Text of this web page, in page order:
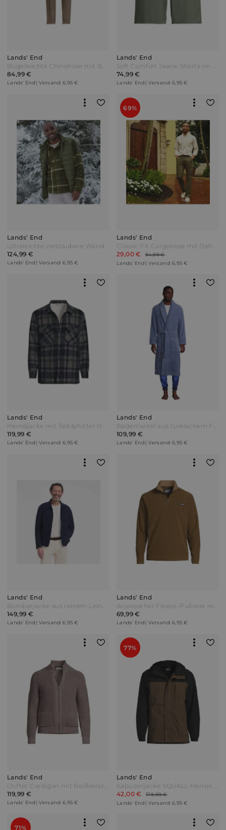
Lands' End
Bügelleichte Chinohose mit Bundfalten Komfortbund Classic Fit Herren Beige by Lands' End
84,99 €
Lands' End | Versand: 6,95 €
Lands' End
Soft Comfort Jeans-Shorts im Leinenmix Herren Grün by Lands' End
74,99 €
Lands' End | Versand: 6,95 €
Lands' End
Ultraleichte verstaubare Wanderweight-Daunenweste Herren Grün by Lands' End
124,99 €
Lands' End | Versand: 6,95 €
69%
Lands' End
Classic Fit Cargohose mit Dehnbund Herren Grün by Lands' End
29,00 €
94,99 €
Lands' End | Versand: 6,95 €
Lands' End
Hemdjacke mit Teddyfutter Herren Blau by Lands' End
119,99 €
Lands' End | Versand: 6,95 €
Lands' End
Bademantel aus türkischem Frottee Herren Blau Baumwolle by Lands' End
109,99 €
Lands' End | Versand: 6,95 €
Lands' End
Bomberjacke aus reinem Leinen Herren Blau by Lands' End
149,99 €
Lands' End | Versand: 6,95 €
Lands' End
Anyweather Fleece-Pullover mit Reißverschluss Herren Braun by Lands' End
69,99 €
Lands' End | Versand: 6,95 €
Lands' End
Drifter Cardigan mit Reißverschluss Herren Braun by Lands' End
119,99 €
Lands' End | Versand: 6,95 €
77%
Lands' End
Kapuzenjacke SQUALL Herren Braun by Lands' End
42,00 €
179,99 €
Lands' End | Versand: 6,95 €
71%